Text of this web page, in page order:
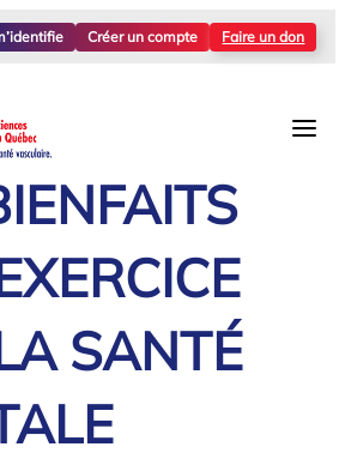
Créer un compte Faire un don
SANTÉ